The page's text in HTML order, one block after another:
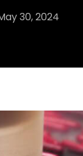
30, 2024